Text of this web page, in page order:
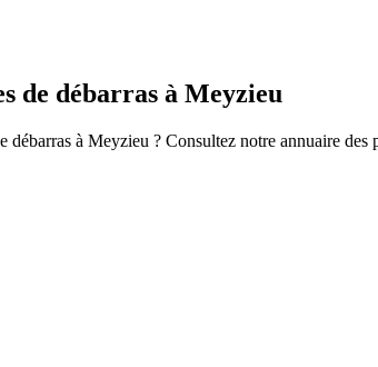
de débarras à Meyzieu
débarras à Meyzieu ? Consultez notre annuaire des